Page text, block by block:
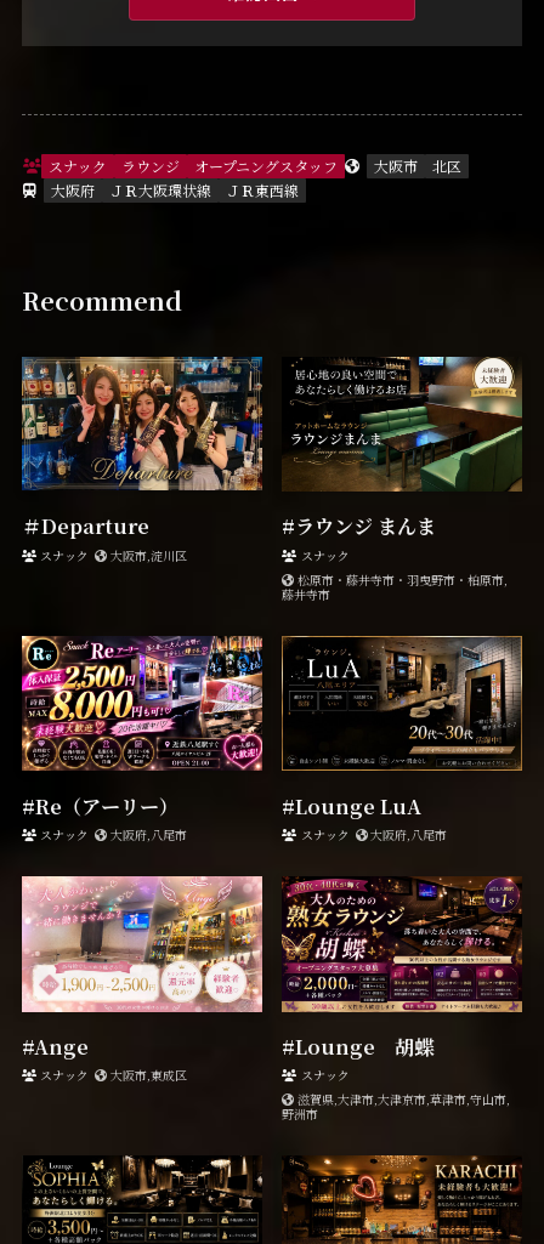
スナック ラウンジ オープニングスタッフ 大阪市
北区
大阪府
ＪＲ大阪環状線 ＪＲ東西線
Recommend
＃Departure
スナック 大阪市,淀川区
#ラウンジ まんま
スナック
松原市・藤井寺市・羽曳野市・柏原市,
藤井寺市
#Re（アーリー）
スナック 大阪府,八尾市
#Lounge LuA
スナック 大阪府,八尾市
#Ange
スナック 大阪市,東成区
#Lounge 胡蝶
スナック
滋賀県,大津市,大津京市,草津市,守山市,
野洲市